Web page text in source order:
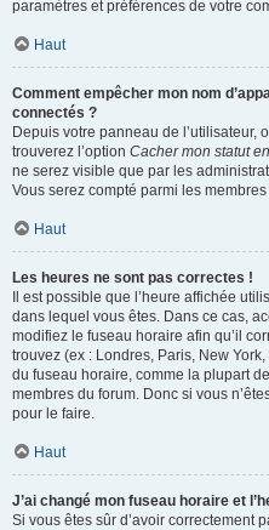
paramètres et préférences de votre
Haut
Comment empêcher mon nom
connectés ?
Depuis votre panneau de l’utilisateur,
trouverez l’option Cacher mon statut
ne serez visible que par les
Vous serez compté parmi les
Haut
Les heures ne sont pas correctes !
Il est possible que l’heure affichée
dans lequel vous êtes. Dans ce cas,
modifiez le fuseau horaire afin qu’il
trouvez (ex : Londres, Paris, New
du fuseau horaire, comme la plupart
membres du forum. Donc si vous
pour le faire.
Haut
J’ai changé mon fuseau horaire et
Si vous êtes sûr d’avoir correctement